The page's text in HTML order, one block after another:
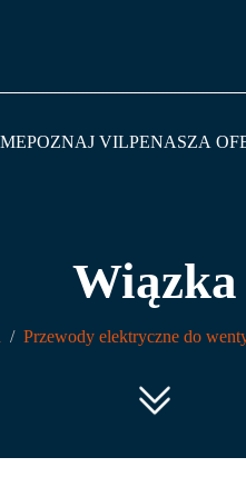
POZNAJ VILPENASZA
Wiązka
Przewody elektryczne do